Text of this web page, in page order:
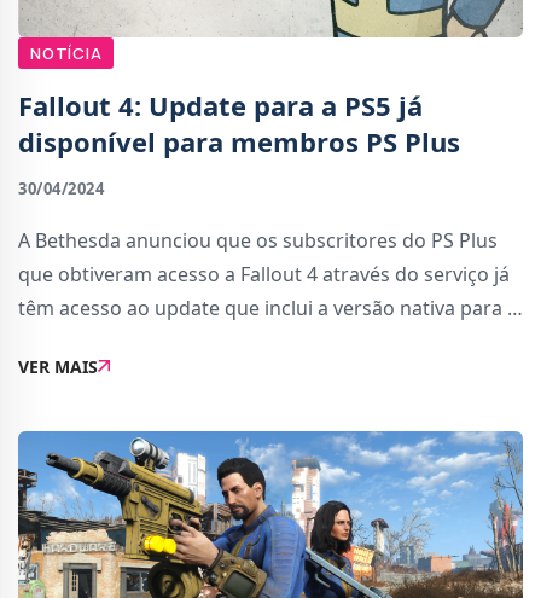
NOTÍCIA
Fallout 4: Update para a PS5 já
disponível para membros PS Plus
30/04/2024
A Bethesda anunciou que os subscritores do PS Plus
que obtiveram acesso a Fallout 4 através do serviço já
têm acesso ao update que inclui a versão nativa para a
esta versão.A versão nativa P...
VER MAIS